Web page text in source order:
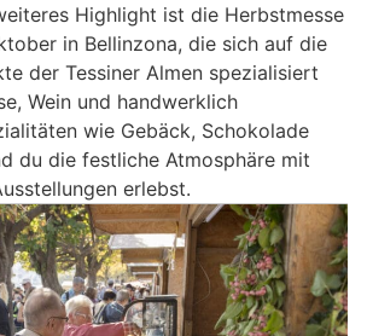
Highlight ist die Herbstmesse
in Bellinzona, die sich auf die
der Tessiner Almen spezialisiert
Wein und handwerklich
wie Gebäck, Schokolade
du die festliche Atmosphäre mit
erlebst.